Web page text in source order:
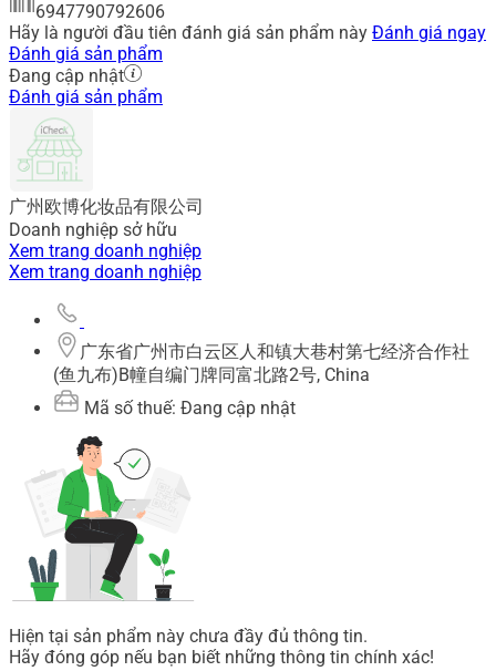
6947790792606
Hãy là người đầu tiên đánh giá sản phẩm này Đánh giá ngay
Đánh giá sản phẩm
Đang cập nhật
Đánh giá sản phẩm
广州欧博化妆品有限公司
Doanh nghiệp sở hữu
Xem trang doanh nghiệp
Xem trang doanh nghiệp
广东省广州市白云区人和镇大巷村第七经济合作社
(鱼九布)B幢自编门牌同富北路2号, China
Mã số thuế: Đang cập nhật
Hiện tại sản phẩm này chưa đầy đủ thông tin.
Hãy đóng góp nếu bạn biết những thông tin chính xác!